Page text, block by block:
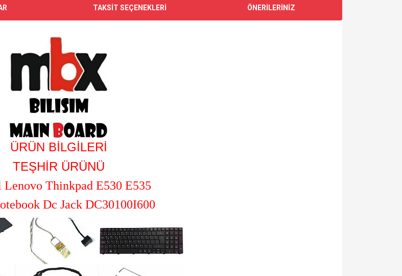
TAKSİT SEÇENEKLERİ ÖNERİLERİNİZ
ÜRÜN BİLGİLERİ
TEŞHİR ÜRÜNÜ
Thinkpad E530 E535
Dc Jack DC30100I600